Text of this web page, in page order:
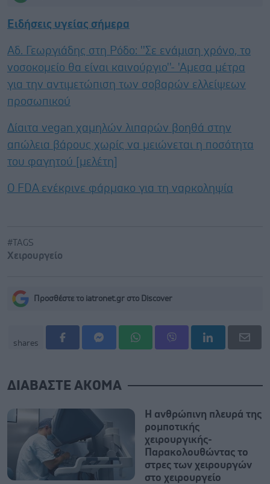
Ειδήσεις υγείας σήμερα
Αδ. Γεωργιάδης στη Ρόδο: ''Σε ενάμιση χρόνο, το
νοσοκομείο θα είναι καινούργιο''- 'Αμεσα μέτρα
για την αντιμετώπιση των σοβαρών ελλείψεων
προσωπικού
Δίαιτα vegan χαμηλών λιπαρών βοηθά στην
απώλεια βάρους χωρίς να μειώνεται η ποσότητα
του φαγητού [μελέτη]
Ο FDA ενέκρινε φάρμακο για τη ναρκοληψία
#TAGS
Χειρουργείο
Προσθέστε το iatronet.gr στο Discover
shares
ΔΙΑΒΑΣΤΕ ΑΚΟΜΑ
Η ανθρώπινη πλευρά της
ρομποτικής
χειρουργικής-
Παρακολουθώντας το
στρες των χειρουργών
στο χειρουργείο